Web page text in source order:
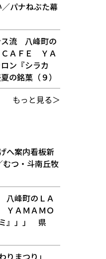
パナねぶた幕
ス流 八峰町の
ＡＦＥ ＹＡ
ン『シラカ
の銘菓（９）
もっと見る＞
へ案内看板新
つ・斗南丘牧
八峰町のＬＡ
ＡＭＡＭＯ
』」」 県
りまつり」